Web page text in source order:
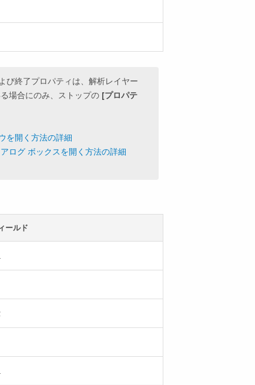
び終了プロパティは、解析レイヤー
場合にのみ、ストップの [プロパテ
を開く方法の詳細
ログ ボックスを開く方法の詳細
ールド